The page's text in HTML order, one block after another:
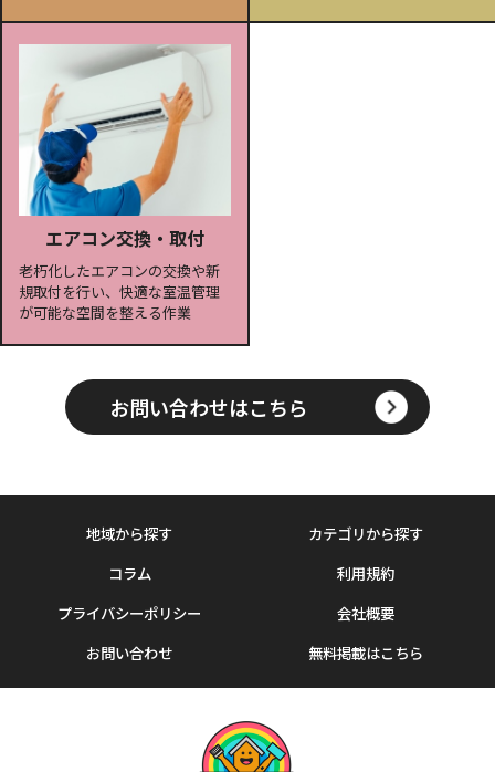
エアコン交換・取付
老朽化したエアコンの交換や新
規取付を行い、快適な室温管理
が可能な空間を整える作業
お問い合わせはこちら
地域から探す
カテゴリから探す
コラム
利用規約
プライバシーポリシー
会社概要
お問い合わせ
無料掲載はこちら